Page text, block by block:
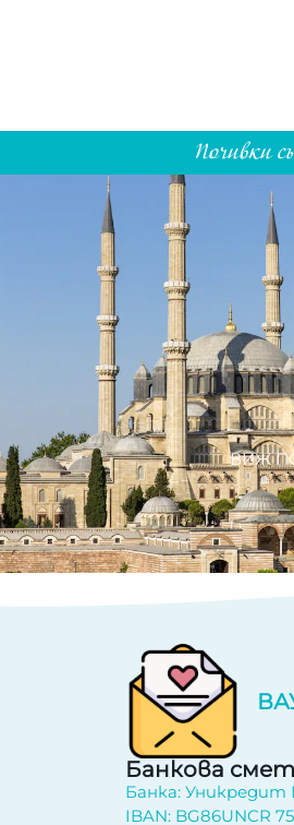
Почивки
ВИЖ
Банкова
Банка: Уникредит
IBAN: BG86UNCR